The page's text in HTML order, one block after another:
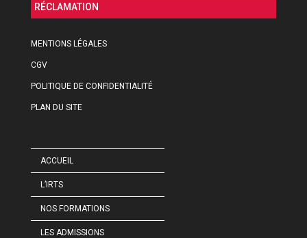
RÉCLAMATION
MENTIONS LÉGALES
CGV
POLITIQUE DE CONFIDENTIALITÉ
PLAN DU SITE
ACCUEIL
L’IRTS
NOS FORMATIONS
LES ADMISSIONS